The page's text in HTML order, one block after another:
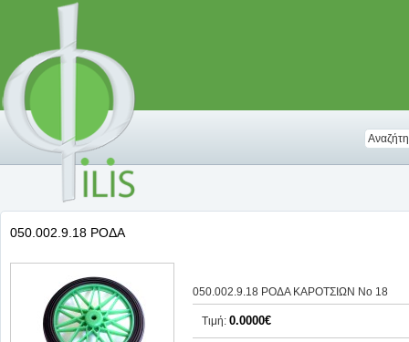
050.002.9.18 ΡΟΔΑ
050.002.9.18 ΡΟΔΑ ΚΑΡΟΤΣΙΩΝ Νο 18
Τιμή: 0.0000€